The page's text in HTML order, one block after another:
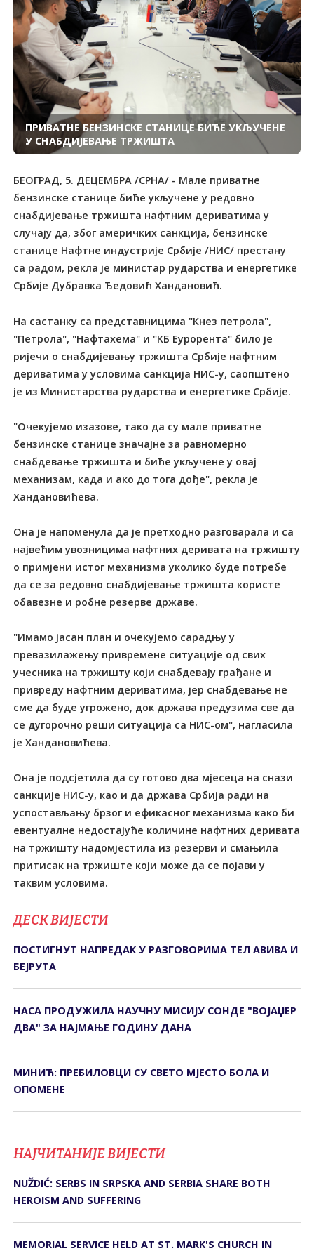
ПРИВАТНЕ БЕНЗИНСКЕ СТАНИЦЕ БИЋЕ УКЉУЧЕНЕ
У СНАБДИЈЕВАЊЕ ТРЖИШТА
БЕОГРАД, 5. ДЕЦЕМБРА /СРНА/ - Мале приватне
бензинске станице биће укључене у редовно
снабдијевање тржишта нафтним дериватима у
случају да, због америчких санкција, бензинске
станице Нафтне индустрије Србије /НИС/ престану
са радом, рекла је министар рударства и енергетике
Србије Дубравка Ђедовић Хандановић.
На састанку са представницима "Кнез петрола",
"Петрола", "Нафтахема" и "КБ Еурорента" било је
ријечи о снабдијевању тржишта Србије нафтним
дериватима у условима санкција НИС-у, саопштено
је из Министарства рударства и енергетике Србије.
"Очекујемо изазове, тако да су мале приватне
бензинске станице значајне за равномерно
снабдевање тржишта и биће укључене у овај
механизам, када и ако до тога дође", рекла је
Хандановићева.
Она је напоменула да је претходно разговарала и са
највећим увозницима нафтних деривата на тржишту
о примјени истог механизма уколико буде потребе
да се за редовно снабдијевање тржишта користе
обавезне и робне резерве државе.
"Имамо јасан план и очекујемо сарадњу у
превазилажењу привремене ситуације од свих
учесника на тржишту који снабдевају грађане и
привреду нафтним дериватима, јер снабдевање не
сме да буде угрожено, док држава предузима све да
се дугорочно реши ситуација са НИС-ом", нагласила
је Хандановићева.
Она је подсјетила да су готово два мјесеца на снази
санкције НИС-у, као и да држава Србија ради на
успостављању брзог и ефикасног механизма како би
евентуалне недостајуће количине нафтних деривата
на тржишту надомјестила из резерви и смањила
притисак на тржиште који може да се појави у
таквим условима.
ДЕСК ВИЈЕСТИ
ПОСТИГНУТ НАПРЕДАК У РАЗГОВОРИМА ТЕЛ АВИВА И
БЕЈРУТА
НАСА ПРОДУЖИЛА НАУЧНУ МИСИЈУ СОНДЕ "ВОЈАЏЕР
ДВА" ЗА НАЈМАЊЕ ГОДИНУ ДАНА
МИНИЋ: ПРЕБИЛОВЦИ СУ СВЕТО МЈЕСТО БОЛА И
ОПОМЕНЕ
НАЈЧИТАНИЈЕ ВИЈЕСТИ
NUŽDIĆ: SERBS IN SRPSKA AND SERBIA SHARE BOTH
HEROISM AND SUFFERING
MEMORIAL SERVICE HELD AT ST. MARK'S CHURCH IN